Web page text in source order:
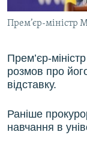
СВІДЧЕННЯ
УКРАЇНСЬКА
Qırımtatar
Прем’єр-міністр
Прем’єр-
розмов про
відставку.
Раніше
навчання в